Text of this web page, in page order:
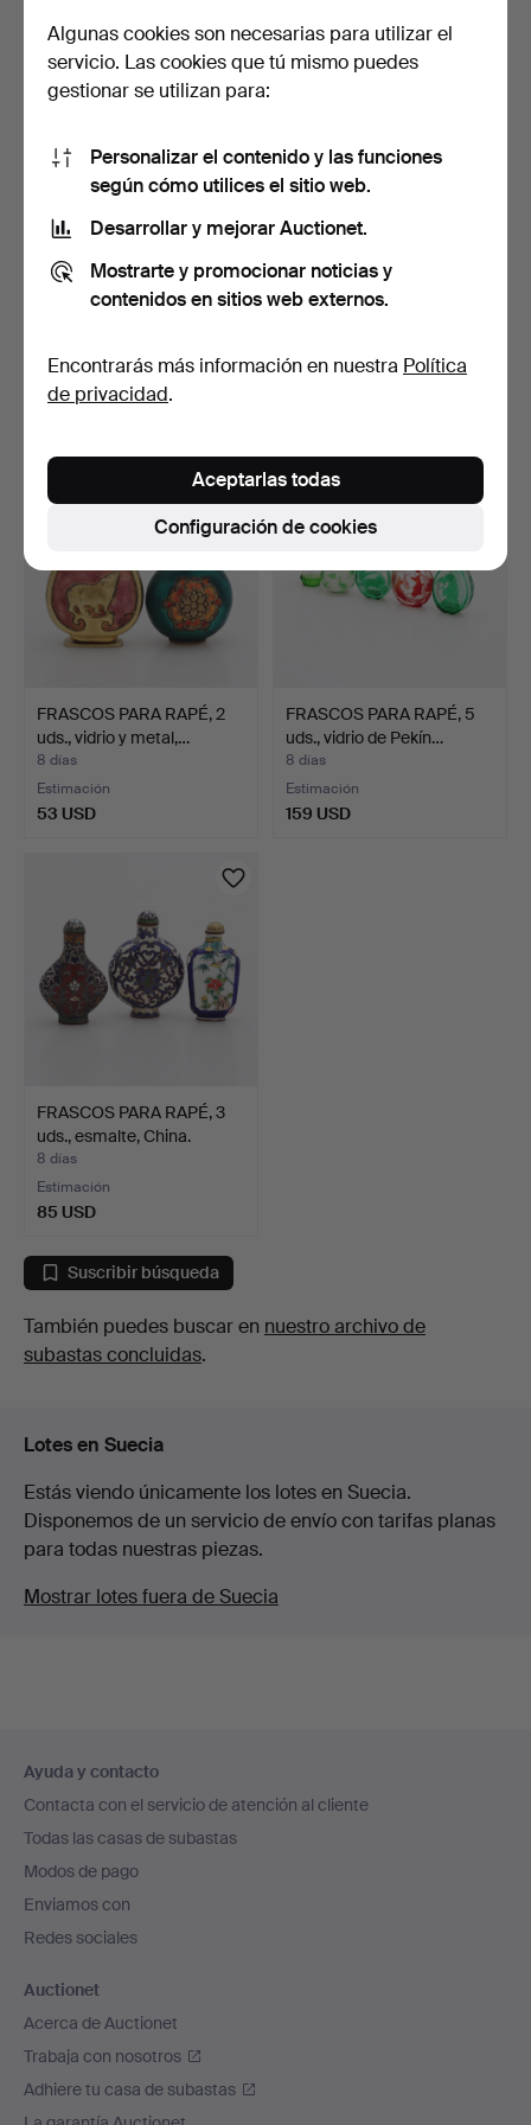
8 días
Estimación
8 días
FRASCOS PARA RAPÉ, 2
uds., vidrio y metal,…
8 días
Estimación
53 USD
FRASCOS PARA RAPÉ, 5
uds., vidrio de Pekín…
8 días
Estimación
159 USD
FRASCOS PARA RAPÉ, 3
uds., esmalte, China.
8 días
Estimación
85 USD
Suscribir búsqueda
También puedes buscar en nuestro archivo de
subastas concluidas.
Lotes en Suecia
Estás viendo únicamente los lotes en Suecia.
Disponemos de un servicio de envío con tarifas planas
para todas nuestras piezas.
Mostrar lotes fuera de Suecia
en
el
pie
de
página
Ayuda y contacto
Contacta con el servicio de atención al cliente
Todas las casas de subastas
Modos de pago
Enviamos con
Redes sociales
Auctionet
Acerca de Auctionet
Trabaja con nosotros
Adhiere tu casa de subastas
Algunas cookies son necesarias para utilizar el
servicio. Las cookies que tú mismo puedes
gestionar se utilizan para:
Personalizar el contenido y las funciones
según cómo utilices el sitio web.
Desarrollar y mejorar Auctionet.
Mostrarte y promocionar noticias y
contenidos en sitios web externos.
Encontrarás más información en nuestra Política
de privacidad.
Configuración de cookies
Aceptarlas todas